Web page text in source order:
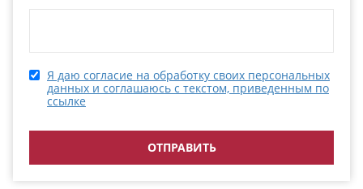
Я даю согласие на обработку своих персональных
данных и соглашаюсь с текстом, приведенным по
ссылке